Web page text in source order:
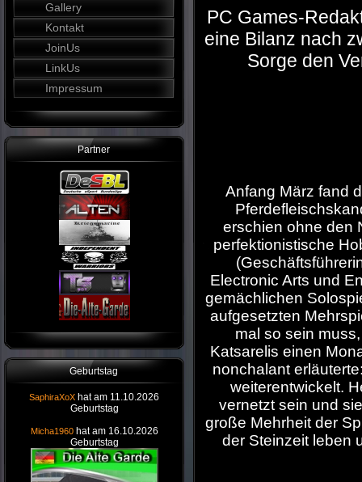
Gallery
Kontakt
JoinUs
LinkUs
Impressum
Partner
Geburtstag
SaphiraXoX hat am 11.10.2026
Geburtstag
Micha1960 hat am 16.10.2026
Geburtstag
PC Games-
eine Bilanz nach
Sorge den
Anfang März fand
erschien ohne den
perfektionistische
Electronic Arts und
gemächlichen
aufgesetzten
mal so sein
Katsarelis einen
nonchalant
weiterentwickelt.
vernetzt sein und
große Mehrheit der
der Steinzeit leben